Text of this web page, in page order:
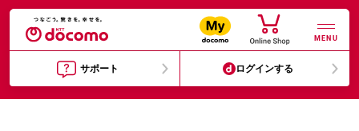
MENU
サポート ログインする